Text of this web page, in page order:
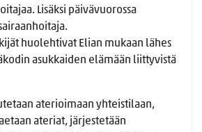
Lisäksi päivävuorossa
huolehtivat Elian mukaan lähes
asukkaiden elämään liittyvistä
aterioimaan yhteistilaan,
ateriat, järjestetään